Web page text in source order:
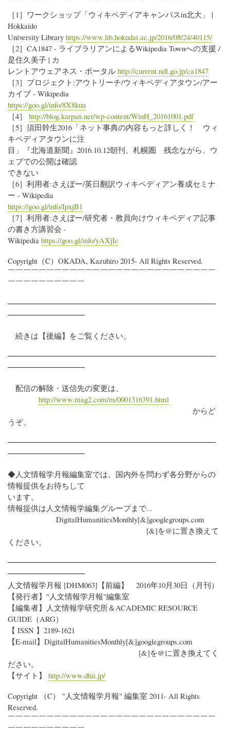
［1］ワークショップ「ウィキペディアキャンパスin北大」 |
Hokkaido
University Library https://www.lib.hokudai.ac.jp/2016/08/24/40115/
［2］CA1847 - ライブラリアンによるWikipedia Townへの支援 /
是住久美子 | カ
レントアウェアネス・ポータル http://current.ndl.go.jp/ca1847
［3］プロジェクト:アウトリーチ/ウィキペディアタウン/アー
カイブ - Wikipedia
https://goo.gl/info/8X8kuu
［4］ http://blog.karpan.net/wp-content/WinH_20161001.pdf
［5］須田幹生2016「ネット事典の内容もっと詳しく！ ウィ
キペディアタウンに注
目」『北海道新聞』2016.10.12朝刊、札幌圏 残念ながら、ウ
ェブでの公開は確認
できない
［6］利用者:さえぼー/英日翻訳ウィキペディアン養成セミナ
ー - Wikipedia
https://goo.gl/info/IpxjB1
［7］利用者:さえぼー/研究者・教員向けウィキペディア記事
の書き方講習会 -
Wikipedia https://goo.gl/info/yAXjIc
Copyright（C）OKADA, Kazuhiro 2015- All Rights Reserved.
￣￣￣￣￣￣￣￣￣￣￣￣￣￣￣￣￣￣￣￣￣￣￣￣￣￣￣
￣￣￣￣￣￣￣￣￣￣
━━━━━━━━━━━━━━━━━━━━━━━━━━━
━━━━━━━━━━
続きは【後編】をご覧ください。
━━━━━━━━━━━━━━━━━━━━━━━━━━━
━━━━━━━━━━
配信の解除・送信先の変更は、
http://www.mag2.com/m/0001316391.html
からど
うぞ。
━━━━━━━━━━━━━━━━━━━━━━━━━━━
━━━━━━━━━━
◆人文情報学月報編集室では、国内外を問わず各分野からの
情報提供をお待ちして
います。
情報提供は人文情報学編集グループまで...
DigitalHumanitiesMonthly[&]googlegroups.com
[&]を@に置き換えて
ください。
━━━━━━━━━━━━━━━━━━━━━━━━━━━
━━━━━━━━━━
人文情報学月報 [DHM063]【前編】 2016年10月30日（月刊）
【発行者】"人文情報学月報"編集室
【編集者】人文情報学研究所＆ACADEMIC RESOURCE
GUIDE（ARG）
【 ISSN 】2189-1621
【E-mail】DigitalHumanitiesMonthly[&]googlegroups.com
[&]を@に置き換えてく
ださい。
【サイト】 http://www.dhii.jp/
Copyright （C） "人文情報学月報" 編集室 2011- All Rights
Reserved.
￣￣￣￣￣￣￣￣￣￣￣￣￣￣￣￣￣￣￣￣￣￣￣￣￣￣￣
￣￣￣￣￣￣￣￣￣￣